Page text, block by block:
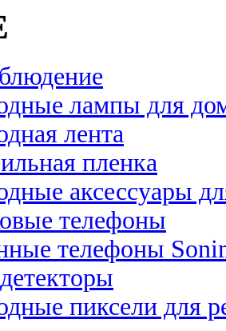
лампы для
лента
пленка
аксессуары
телефоны
телефоны
пиксели для